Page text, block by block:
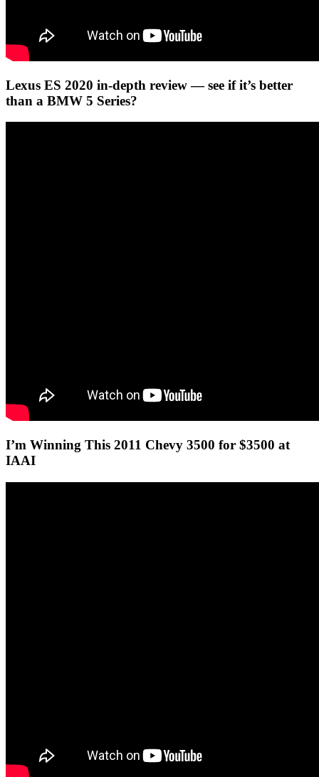
Lexus ES 2020 in-depth review — see if it’s better
than a BMW 5 Series?
I’m Winning This 2011 Chevy 3500 for $3500 at
IAAI